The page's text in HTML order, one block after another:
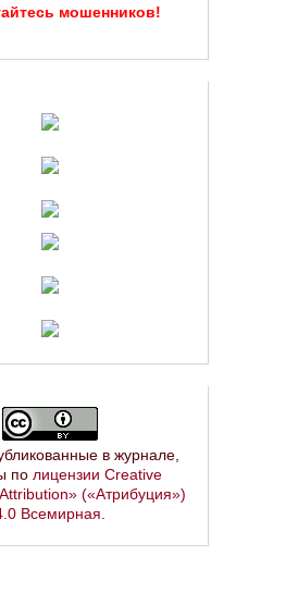
мошенников!
в журнале,
по лицензии Creative
(«Атрибуция»)
Всемирная